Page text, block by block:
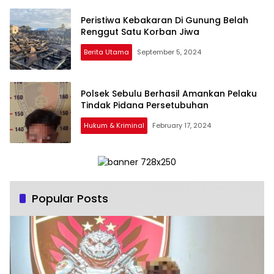
Peristiwa Kebakaran Di Gunung Belah
Renggut Satu Korban Jiwa
Berita Utama September 5, 2024
Polsek Sebulu Berhasil Amankan Pelaku
Tindak Pidana Persetubuhan
Hukum & Kriminal February 17, 2024
Popular Posts